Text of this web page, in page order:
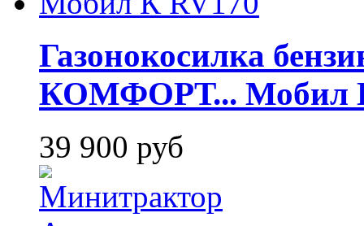
Газонокосилка
КОМФОРТ... Мобил
39 900 руб